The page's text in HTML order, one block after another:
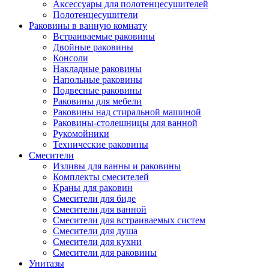
Аксессуары для полотенцесушителей
Полотенцесушители
Раковины в ванную комнату
Встраиваемые раковины
Двойные раковины
Консоли
Накладные раковины
Напольные раковины
Подвесные раковины
Раковины для мебели
Раковины над стиральной машиной
Раковины-столешницы для ванной
Рукомойники
Технические раковины
Смесители
Изливы для ванны и раковины
Комплекты смесителей
Краны для раковин
Смесители для биде
Смесители для ванной
Смесители для встраиваемых систем
Смесители для душа
Смесители для кухни
Смесители для раковины
Унитазы